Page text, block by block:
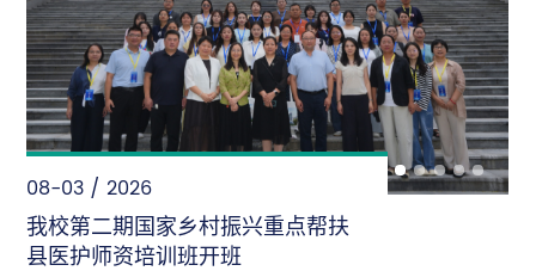
08-02 / 2026
“暑”光里的首医人——致敬每一份
“不被看见”的坚守